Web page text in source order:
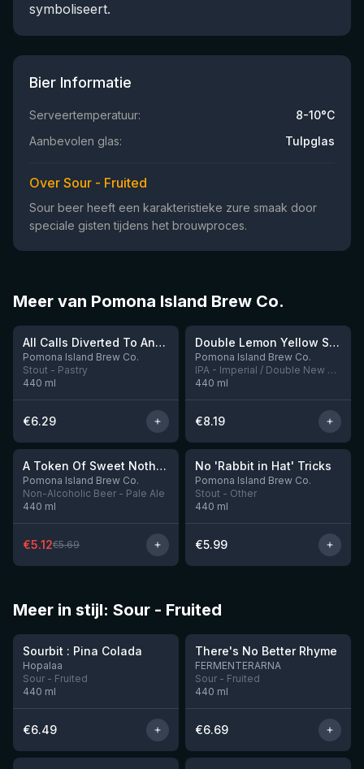
symboliseert.
Bier Informatie
Serveertemperatuur:
8-10°C
Aanbevolen glas:
Tulpglas
Over Sour - Fruited
Sour beer heeft een karakteristieke zure smaak door
speciale gisten tijdens het brouwproces.
Meer van Pomona Island Brew Co.
Nog 5
★4.06
All Calls Diverted To Answer Phone
Pomona Island Brew Co.
Stout - Pastry
440 ml
€6.29
Nog 7
★4.02
Double Lemon Yellow Sun
Pomona Island Brew Co.
IPA - Imperial / Double New England / Hazy
440 ml
€8.19
Nog 9
★ 3.65 10%
A Token Of Sweet Nothing
Pomona Island Brew Co.
Non-Alcoholic Beer - Pale Ale
440 ml
€5.12€5.69
Nog 5
★ 3.94
No 'Rabbit in Hat' Tricks
Pomona Island Brew Co.
Stout - Other
440 ml
€5.99
Meer in stijl: Sour - Fruited
Nog 6
★3.61
Sourbit : Pina Colada
Hopalaa
Sour - Fruited
440 ml
€6.49
Nog 7
★3.78
There's No Better Rhyme
FERMENTERARNA
Sour - Fruited
440 ml
€6.69
★ 4.18